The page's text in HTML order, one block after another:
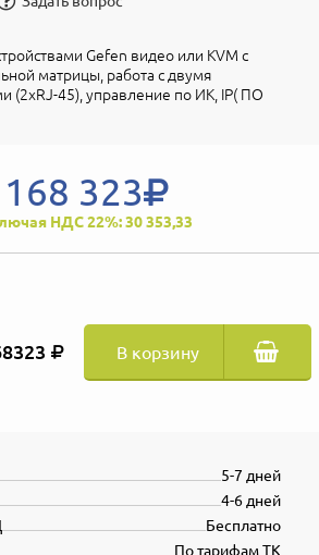
Gefen видео или KVM с
матрицы, работа с двумя
(2хRJ-45), управление по ИК, IP( ПО
168 323
НДС 22%: 30 353,33
В корзину
5-7 дней
4-6 дней
Бесплатно
По тарифам ТК